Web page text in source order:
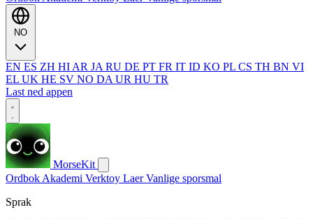
EN ES ZH HI AR JA RU DE PT FR IT ID KO PL CS TH BN VI
EL UK HE SV NO DA UR HU TR
Last ned appen
MorseKit
Ordbok Akademi Verktoy LaerVanlige sporsmal
Sprak